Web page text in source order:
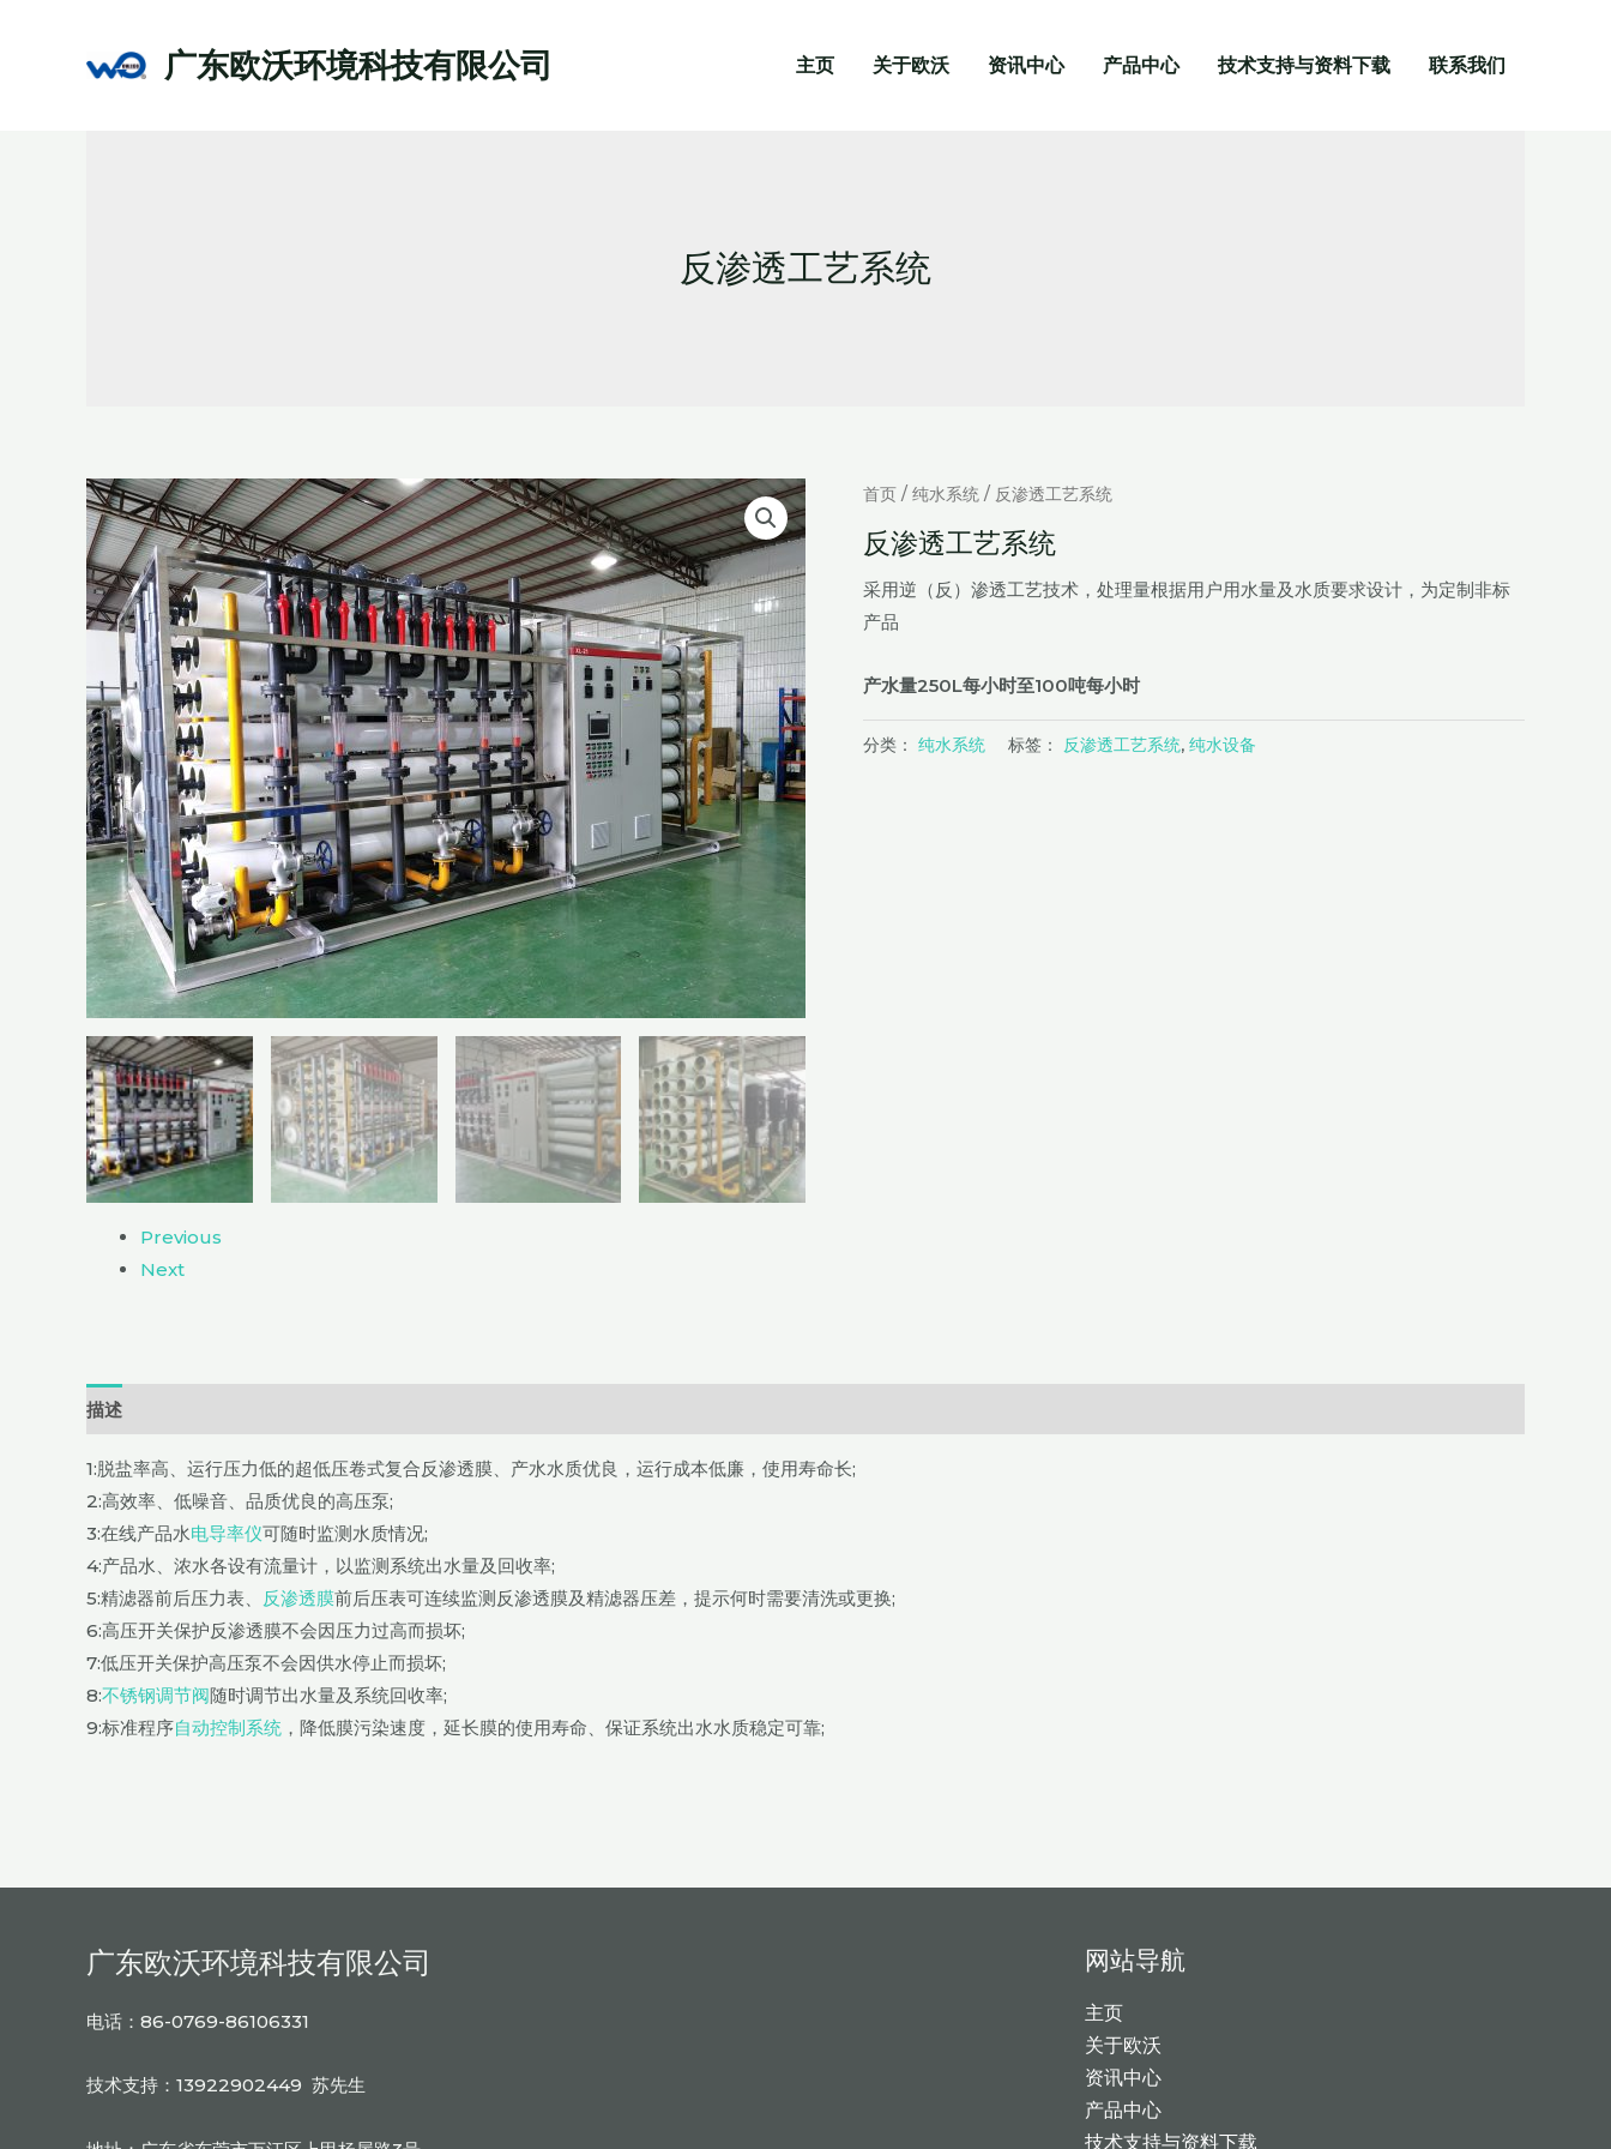
广东欧沃环境科技有限公司 主页 关于欧沃 资讯中心 产品中心 技术支持与资料下载 联系我们
反渗透工艺系统
Previous
Next
首页 / 纯水系统 / 反渗透工艺系统
反渗透工艺系统
采用逆（反）渗透工艺技术，处理量根据用户用水量及水质要求设计，为定制非标
产品
产水量250L每小时至100吨每小时
分类： 纯水系统 标签： 反渗透工艺系统, 纯水设备
描述
1:脱盐率高、运行压力低的超低压卷式复合反渗透膜、产水水质优良，运行成本低廉，使用寿命长;
2:高效率、低噪音、品质优良的高压泵;
3:在线产品水电导率仪可随时监测水质情况;
4:产品水、浓水各设有流量计，以监测系统出水量及回收率;
5:精滤器前后压力表、 反渗透膜前后压表可连续监测反渗透膜及精滤器压差，提示何时需要清洗或更换;
6:高压开关保护反渗透膜不会因压力过高而损坏;
7:低压开关保护高压泵不会因供水停止而损坏;
8:不锈钢调节阀随时调节出水量及系统回收率;
9:标准程序自动控制系统 ，降低膜污染速度，延长膜的使用寿命、保证系统出水水质稳定可靠;
广东欧沃环境科技有限公司
电话：86-0769-86106331
技术支持：13922902449 苏先生
网站导航
主页
关于欧沃
资讯中心
产品中心
技术支持与资料下载